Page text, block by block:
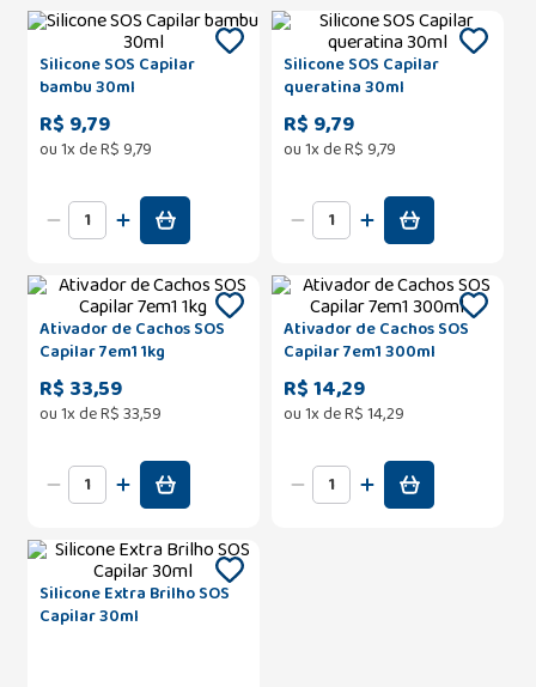
Silicone SOS Capilar
bambu 30ml
R$ 9,79
ou1x deR$ 9,79
Silicone SOS Capilar
queratina 30ml
R$ 9,79
ou1x deR$ 9,79
Ativador de Cachos SOS
Capilar 7em1 1kg
R$ 33,59
ou1x deR$33,59
Ativador de Cachos SOS
Capilar 7em1 300ml
R$ 14,29
ou1x deR$14,29
Silicone Extra Brilho SOS
Capilar 30ml